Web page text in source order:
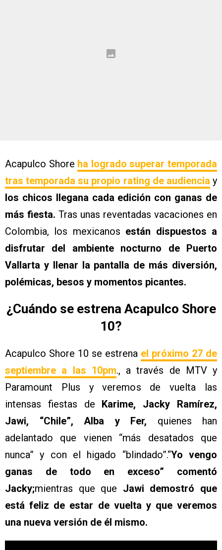
Acapulco Shore ha logrado superar temporada
tras temporada su propio rating de audiencia y
los chicos llegana cada edición con ganas de
más fiesta. Tras unas reventadas vacaciones en
Colombia, los mexicanos están dispuestos a
disfrutar del ambiente nocturno de Puerto
Vallarta y llenar la pantalla de más diversión,
polémicas, besos y momentos picantes.
¿Cuándo se estrena Acapulco Shore
10?
Acapulco Shore 10 se estrena el próximo 27 de
septiembre a las 10pm., a través de MTV y
Paramount Plus y veremos de vuelta las
intensas fiestas de
Karime, Jacky Ramírez,
Jawi, “Chile”, Alba y Fer, quienes han
adelantado que vienen “más desatados que
nunca” y con el higado “blindado”.“Yo vengo
ganas de todo en exceso” comentó
Jacky;mientras que que Jawi demostró que
está feliz de estar de vuelta y que veremos
una nueva versión de él mismo.